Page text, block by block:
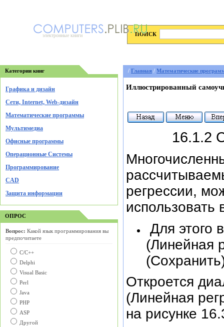
электронные книги ПОИСК
Категории книг
Графика и дизайн
Cети, Internet, Web-дизайн
Математические программы
Мультимедиа
Офисные программы
Операционные Системы
Программирование
CAD
Защита информации
ОПРОС
Вопрос: Какой язык программирования вы
предпочитаете
С/C++
Delphi
Visual Basic
Perl
Java
PHP
ASP
Другой
/ Главная / Математические
Иллюстрированный
16.1.2
регрессии,
использовать
Для этого
(Линейная
Откроется
(Линейная
на рисунке